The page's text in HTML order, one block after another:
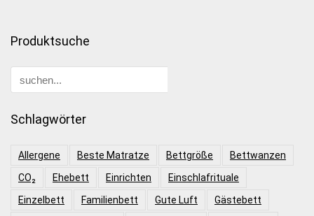
Produktsuche
Schlagwörter
Allergene Beste Matratze Bettgröße
Bettwanzen
CO₂
Ehebett Einrichten
Einschlafrituale
Einzelbett
Familienbett Gute Luft
Gästebett